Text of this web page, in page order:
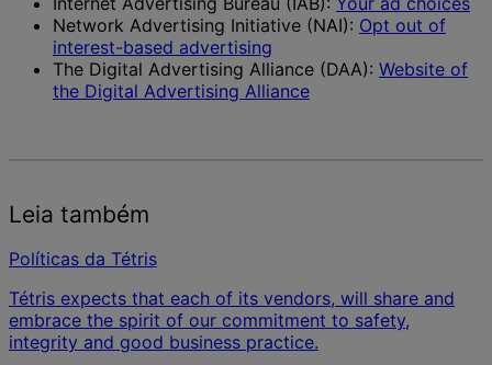
Network Advertising Initiative (NAI): Opt out of
interest-based advertising
The Digital Advertising Alliance (DAA): Website of
the Digital Advertising Alliance
Leia também
Políticas da Tétris
Tétris expects that each of its vendors, will share and
embrace the spirit of our commitment to safety,
integrity and good business practice.